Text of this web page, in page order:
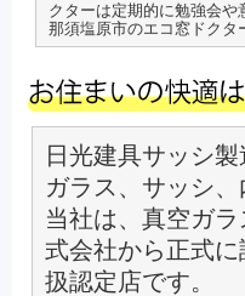
クターは定期的に勉強会や
那須塩原市のエコ窓ドクタ
日光建具サッシ
ガラス、サッシ
当社は、真空ガ
式会社から正式
扱認定店です。